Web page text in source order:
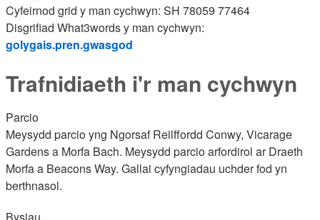
Cyfeirnod grid y man cychwyn: SH 78059 77464
Disgrifiad What3words y man cychwyn:
golygais.pren.gwasgod
Trafnidiaeth i'r man cychwyn
Parcio
Meysydd parcio yng Ngorsaf Reilffordd Conwy, Vicarage
Gardens a Morfa Bach. Meysydd parcio arfordirol ar Draeth
Morfa a Beacons Way. Gallai cyfyngiadau uchder fod yn
berthnasol.